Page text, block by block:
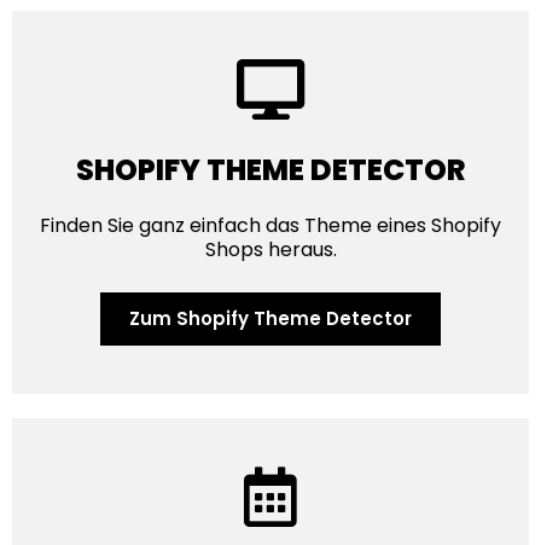
SHOPIFY THEME DETECTOR
Finden Sie ganz einfach das Theme eines Shopify
Shops heraus.
Zum Shopify Theme Detector